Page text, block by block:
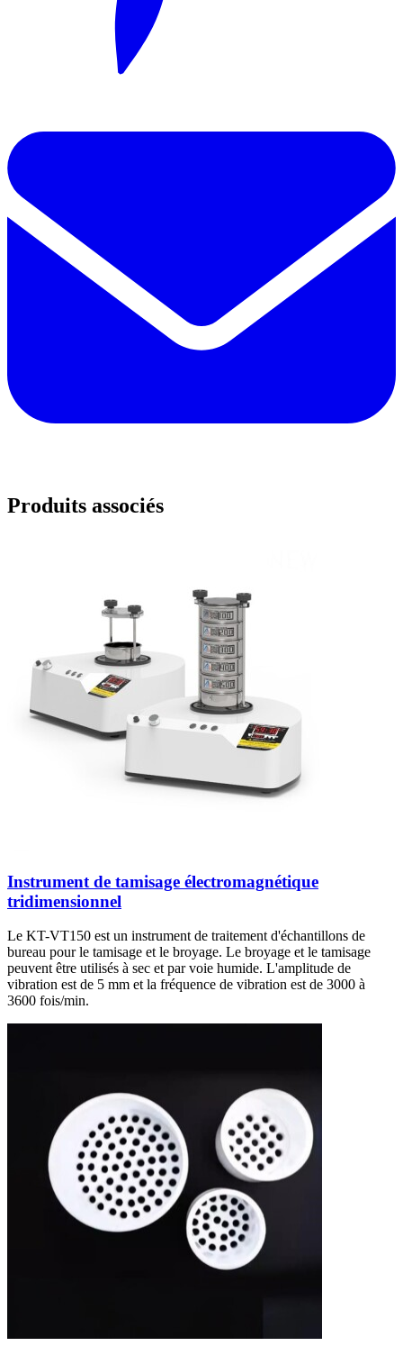
Produits associés
Instrument de tamisage électromagnétique
tridimensionnel
Le KT-VT150 est un instrument de traitement d'échantillons de
bureau pour le tamisage et le broyage. Le broyage et le tamisage
peuvent être utilisés à sec et par voie humide. L'amplitude de
vibration est de 5 mm et la fréquence de vibration est de 3000 à
3600 fois/min.